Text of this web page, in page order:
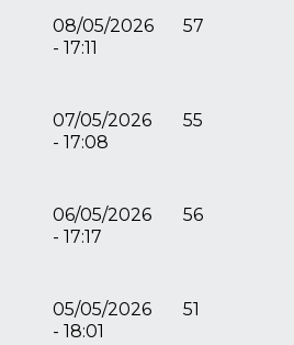
08/05/2026
- 17:11
57
07/05/2026
- 17:08
55
06/05/2026
- 17:17
56
05/05/2026
- 18:01
51